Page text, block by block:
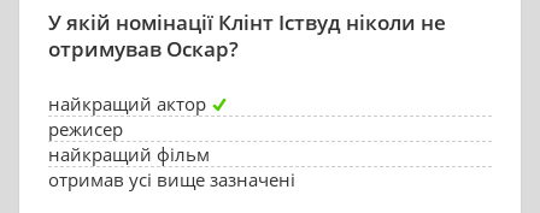
У якій номінації Клінт Іствуд ніколи не
отримував Оскар?
найкращий актор
режисер
найкращий фільм
отримав усі вище зазначені